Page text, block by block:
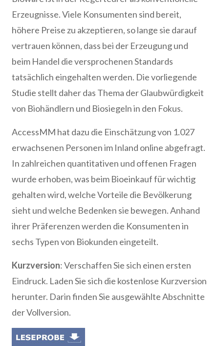
Erzeugnisse. Viele Konsumenten sind bereit,
höhere Preise zu akzeptieren, so lange sie darauf
vertrauen können, dass bei der Erzeugung und
beim Handel die versprochenen Standards
tatsächlich eingehalten werden. Die vorliegende
Studie stellt daher das Thema der Glaubwürdigkeit
von Biohändlern und Biosiegeln in den Fokus.
AccessMM hat dazu die Einschätzung von 1.027
erwachsenen Personen im Inland online abgefragt.
In zahlreichen quantitativen und offenen Fragen
wurde erhoben, was beim Bioeinkauf für wichtig
gehalten wird, welche Vorteile die Bevölkerung
sieht und welche Bedenken sie bewegen. Anhand
ihrer Präferenzen werden die Konsumenten in
sechs Typen von Biokunden eingeteilt.
Kurzversion: Verschaffen Sie sich einen ersten
Eindruck. Laden Sie sich die kostenlose Kurzversion
herunter. Darin finden Sie ausgewählte Abschnitte
der Vollversion.